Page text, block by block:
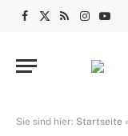
Facebook
X
RSS
Sie sind hier: Startseite »